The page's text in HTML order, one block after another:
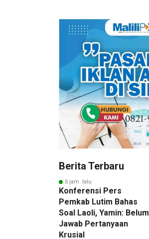
Berita Terbaru
5 jam lalu
Konferensi Pers
Pemkab Lutim Bahas
Soal Laoli, Yamin: Belum
Jawab Pertanyaan
Krusial